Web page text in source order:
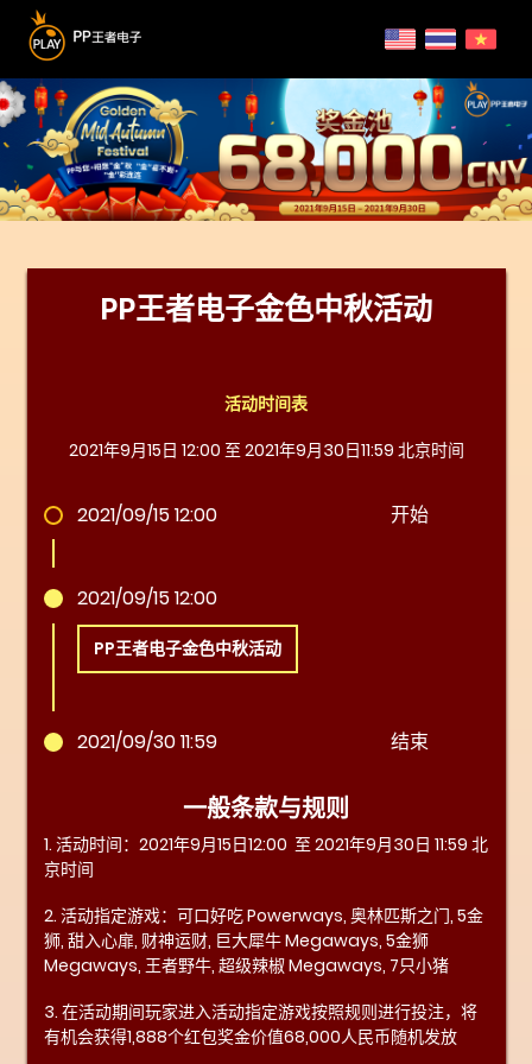
PP王者电子金色中秋活动
活动时间表
2021年9月15日 12:00 至 2021年9月30日11:59 北京时间
2021/09/15 12:00 开始
2021/09/15 12:00
PP王者电子金色中秋活动
2021/09/30 11:59 结束
一般条款与规则
1. 活动时间：2021年9月15日12:00 至 2021年9月30日 11:59 北
京时间
2. 活动指定游戏：可口好吃 Powerways, 奥林匹斯之门, 5金
狮, 甜入心扉, 财神运财, 巨大犀牛 Megaways, 5金狮
Megaways, 王者野牛, 超级辣椒 Megaways, 7只小猪
3. 在活动期间玩家进入活动指定游戏按照规则进行投注，将
有机会获得1,888个红包奖金价值68,000人民币随机发放